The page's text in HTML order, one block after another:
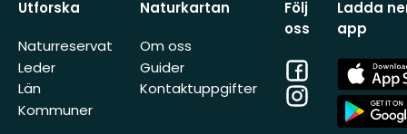
Utforska
Naturreservat
Leder
Län
Kommuner
Naturkartan
Om oss
Guider
Kontaktuppgifter
Följ
oss
Facebook
Instagram
Ladda
app
App
Store
App
Store